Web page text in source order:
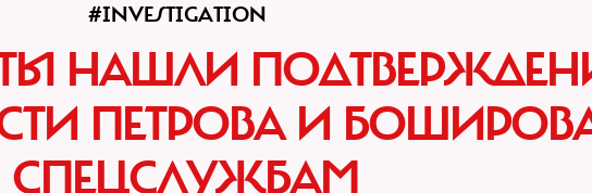
#INVESTIGATION
НАШЛИ
ПЕТРОВА И
СПЕЦСЛУЖБАМ